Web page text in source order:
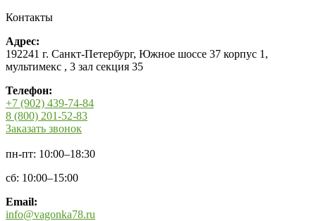
Контакты
Адрес:
192241 г. Санкт-Петербург, Южное шоссе 37 корпус 1,
мультимекс , 3 зал секция 35
Телефон:
+7 (902) 439-74-84
8 (800) 201-52-83
Заказать звонок
пн-пт: 10:00–18:30
сб: 10:00–15:00
Email:
info@vagonka78.ru